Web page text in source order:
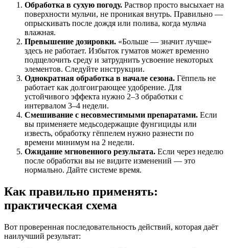
Обработка в сухую погоду. Раствор просто высыхает на
поверхности мульчи, не проникая внутрь. Правильно —
опрыскивать после дождя или полива, когда мульча
влажная.
Превышение дозировки. «Больше — значит лучше»
здесь не работает. Избыток гуматов может временно
подщелочить среду и затруднить усвоение некоторых
элементов. Следуйте инструкции.
Однократная обработка в начале сезона. Гёппель не
работает как долгоиграющее удобрение. Для
устойчивого эффекта нужно 2–3 обработки с
интервалом 3–4 недели.
Смешивание с несовместимыми препаратами. Если
вы применяете медьсодержащие фунгициды или
известь, обработку гёппелем нужно разнести по
времени минимум на 2 недели.
Ожидание мгновенного результата. Если через неделю
после обработки вы не видите изменений — это
нормально. Дайте системе время.
Как правильно применять:
практическая схема
Вот проверенная последовательность действий, которая даёт
наилучший результат: